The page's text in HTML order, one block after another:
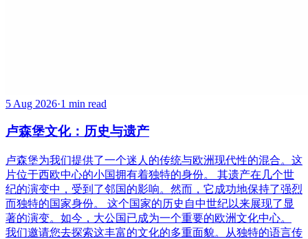
5 Aug 2026·1 min read
卢森堡文化：历史与遗产
卢森堡为我们提供了一个迷人的传统与欧洲现代性的混合。这
片位于西欧中心的小国拥有着独特的身份。 其遗产在几个世
纪的演变中，受到了邻国的影响。然而，它成功地保持了强烈
而独特的国家身份。 这个国家的历史自中世纪以来展现了显
著的演变。如今，大公国已成为一个重要的欧洲文化中心。
我们邀请您去探索这丰富的文化的多重面貌。从独特的语言传